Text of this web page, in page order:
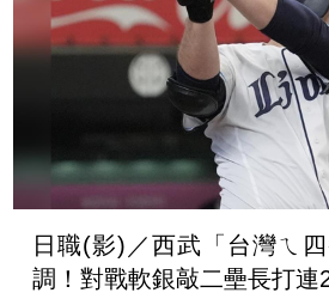
日職(影)／西武「台灣ㄟ
調！對戰軟銀敲二壘長打連